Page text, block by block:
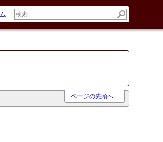
ページの先頭へ